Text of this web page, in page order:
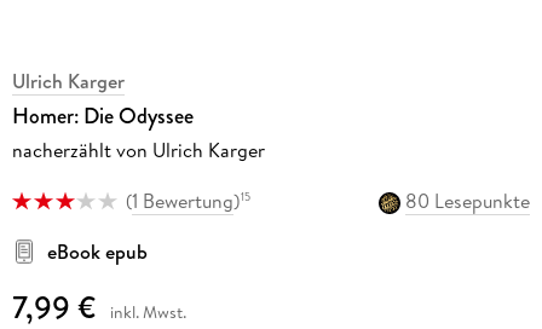
Ulrich Karger
Homer: Die Odyssee
nacherzählt von Ulrich Karger
(1 Bewertung)15
80 Lesepunkte
eBook epub
7,99 € inkl. Mwst.